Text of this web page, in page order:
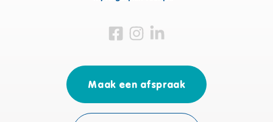
Bezoek ons op Facebook
Bezoek ons op Instagram
Bezoek ons op Linkedin
Maak een afspraak